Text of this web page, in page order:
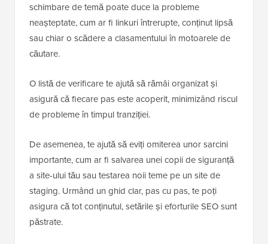
schimbare de temă poate duce la probleme
neașteptate, cum ar fi linkuri întrerupte, conținut lipsă
sau chiar o scădere a clasamentului în motoarele de
căutare.
O listă de verificare te ajută să rămâi organizat și
asigură că fiecare pas este acoperit, minimizând riscul
de probleme în timpul tranziției.
De asemenea, te ajută să eviți omiterea unor sarcini
importante, cum ar fi salvarea unei copii de siguranță
a site-ului tău sau testarea noii teme pe un site de
staging. Urmând un ghid clar, pas cu pas, te poți
asigura că tot conținutul, setările și eforturile SEO sunt
păstrate.